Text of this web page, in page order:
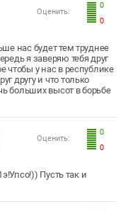
0
0
Оценить:
нас будет тем труднее
я заверяю тебя друг
чтобы у нас в республике
другу и что только
больших высот в борьбе
0
0
Оценить:
Пусть так и